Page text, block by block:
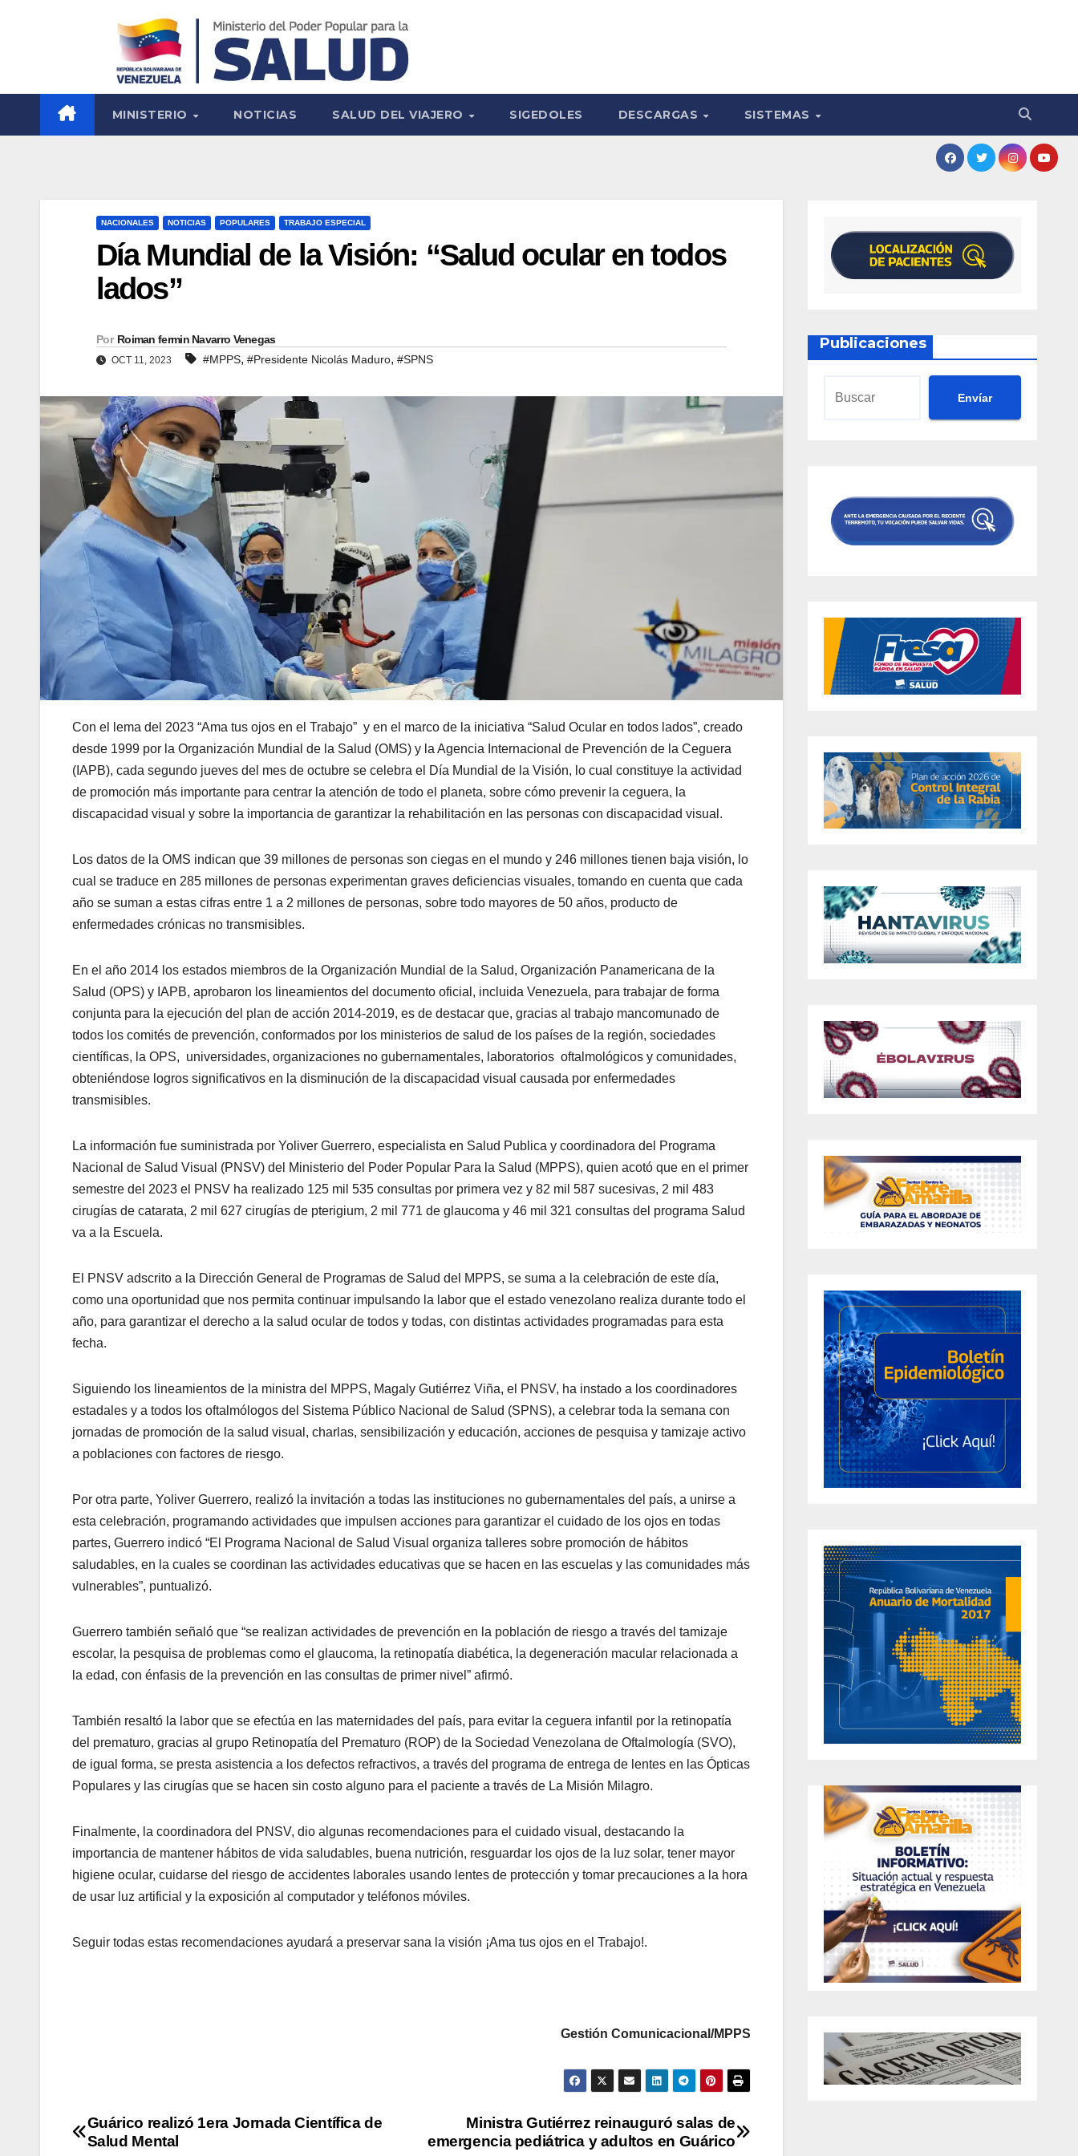
MINISTERIO NOTICIAS SALUD DEL VIAJERO SIGEDOLES DESCARGAS SISTEMAS
NACIONALES NOTICIAS POPULARES TRABAJO ESPECIAL
Día Mundial de la Visión: “Salud ocular en todos
lados”
Por Roiman fermin Navarro Venegas
OCT 11, 2023 #MPPS, #Presidente Nicolás Maduro, #SPNS
Con el lema del 2023 “Ama tus ojos en el Trabajo” y en el marco de la iniciativa “Salud Ocular en todos lados”, creado
desde 1999 por la Organización Mundial de la Salud (OMS) y la Agencia Internacional de Prevención de la Ceguera
(IAPB), cada segundo jueves del mes de octubre se celebra el Día Mundial de la Visión, lo cual constituye la actividad
de promoción más importante para centrar la atención de todo el planeta, sobre cómo prevenir la ceguera, la
discapacidad visual y sobre la importancia de garantizar la rehabilitación en las personas con discapacidad visual.
Los datos de la OMS indican que 39 millones de personas son ciegas en el mundo y 246 millones tienen baja visión, lo
cual se traduce en 285 millones de personas experimentan graves deficiencias visuales, tomando en cuenta que cada
año se suman a estas cifras entre 1 a 2 millones de personas, sobre todo mayores de 50 años, producto de
enfermedades crónicas no transmisibles.
En el año 2014 los estados miembros de la Organización Mundial de la Salud, Organización Panamericana de la
Salud (OPS) y IAPB, aprobaron los lineamientos del documento oficial, incluida Venezuela, para trabajar de forma
conjunta para la ejecución del plan de acción 2014-2019, es de destacar que, gracias al trabajo mancomunado de
todos los comités de prevención, conformados por los ministerios de salud de los países de la región, sociedades
científicas, la OPS, universidades, organizaciones no gubernamentales, laboratorios oftalmológicos y comunidades,
obteniéndose logros significativos en la disminución de la discapacidad visual causada por enfermedades
transmisibles.
La información fue suministrada por Yoliver Guerrero, especialista en Salud Publica y coordinadora del Programa
Nacional de Salud Visual (PNSV) del Ministerio del Poder Popular Para la Salud (MPPS), quien acotó que en el primer
semestre del 2023 el PNSV ha realizado 125 mil 535 consultas por primera vez y 82 mil 587 sucesivas, 2 mil 483
cirugías de catarata, 2 mil 627 cirugías de pterigium, 2 mil 771 de glaucoma y 46 mil 321 consultas del programa Salud
va a la Escuela.
El PNSV adscrito a la Dirección General de Programas de Salud del MPPS, se suma a la celebración de este día,
como una oportunidad que nos permita continuar impulsando la labor que el estado venezolano realiza durante todo el
año, para garantizar el derecho a la salud ocular de todos y todas, con distintas actividades programadas para esta
fecha.
Siguiendo los lineamientos de la ministra del MPPS, Magaly Gutiérrez Viña, el PNSV, ha instado a los coordinadores
estadales y a todos los oftalmólogos del Sistema Público Nacional de Salud (SPNS), a celebrar toda la semana con
jornadas de promoción de la salud visual, charlas, sensibilización y educación, acciones de pesquisa y tamizaje activo
a poblaciones con factores de riesgo.
Por otra parte, Yoliver Guerrero, realizó la invitación a todas las instituciones no gubernamentales del país, a unirse a
esta celebración, programando actividades que impulsen acciones para garantizar el cuidado de los ojos en todas
partes, Guerrero indicó “El Programa Nacional de Salud Visual organiza talleres sobre promoción de hábitos
saludables, en la cuales se coordinan las actividades educativas que se hacen en las escuelas y las comunidades más
vulnerables”, puntualizó.
Guerrero también señaló que “se realizan actividades de prevención en la población de riesgo a través del tamizaje
escolar, la pesquisa de problemas como el glaucoma, la retinopatía diabética, la degeneración macular relacionada a
la edad, con énfasis de la prevención en las consultas de primer nivel” afirmó.
También resaltó la labor que se efectúa en las maternidades del país, para evitar la ceguera infantil por la retinopatía
del prematuro, gracias al grupo Retinopatía del Prematuro (ROP) de la Sociedad Venezolana de Oftalmología (SVO),
de igual forma, se presta asistencia a los defectos refractivos, a través del programa de entrega de lentes en las Ópticas
Populares y las cirugías que se hacen sin costo alguno para el paciente a través de La Misión Milagro.
Finalmente, la coordinadora del PNSV, dio algunas recomendaciones para el cuidado visual, destacando la
importancia de mantener hábitos de vida saludables, buena nutrición, resguardar los ojos de la luz solar, tener mayor
higiene ocular, cuidarse del riesgo de accidentes laborales usando lentes de protección y tomar precauciones a la hora
de usar luz artificial y la exposición al computador y teléfonos móviles.
Seguir todas estas recomendaciones ayudará a preservar sana la visión ¡Ama tus ojos en el Trabajo!.
Gestión Comunicacional/MPPS
Ministra Gutiérrez reinauguró salas de
emergencia pediátrica y adultos en Guárico
Guárico realizó 1era Jornada Científica de
Salud Mental
Publicaciones
Envíar